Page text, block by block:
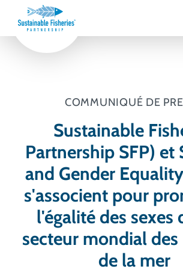
COMMUNIQUÉ DE
Sustainable
Partnership SFP) et
and Gender
s'associent pour
l'égalité des sexes
secteur mondial
de la mer